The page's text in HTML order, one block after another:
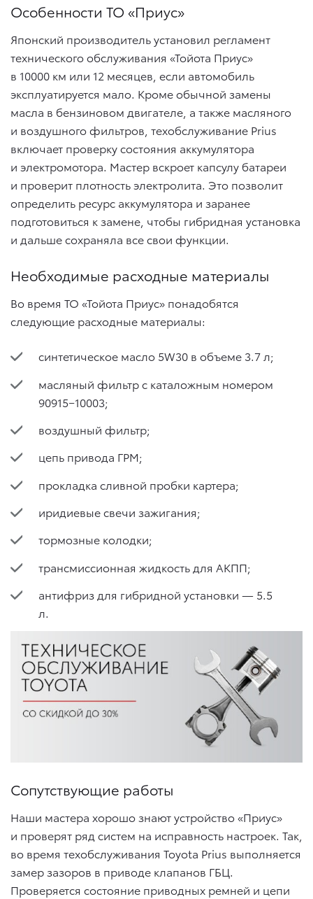
Особенности ТО «Приус»
Японский производитель установил регламент
технического обслуживания «Тойота Приус»
в 10000 км или 12 месяцев, если автомобиль
эксплуатируется мало. Кроме обычной замены
масла в бензиновом двигателе, а также масляного
и воздушного фильтров, техобслуживание Prius
включает проверку состояния аккумулятора
и электромотора. Мастер вскроет капсулу батареи
и проверит плотность электролита. Это позволит
определить ресурс аккумулятора и заранее
подготовиться к замене, чтобы гибридная установка
и дальше сохраняла все свои функции.
Необходимые расходные материалы
Во время ТО «Тойота Приус» понадобятся
следующие расходные материалы:
синтетическое масло 5W30 в объеме 3.7 л;
масляный фильтр с каталожным номером
90915−10003;
воздушный фильтр;
цепь привода ГРМ;
прокладка сливной пробки картера;
иридиевые свечи зажигания;
тормозные колодки;
трансмиссионная жидкость для АКПП;
антифриз для гибридной установки — 5.5
л.
Сопутствующие работы
Наши мастера хорошо знают устройство «Приус»
и проверят ряд систем на исправность настроек. Так,
во время техобслуживания Toyota Prius выполняется
замер зазоров в приводе клапанов ГБЦ.
Проверяется состояние приводных ремней и цепи